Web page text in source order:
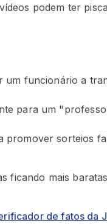
podem ter
um funcionário a
para um
promover sorteios
ficando mais
de fatos da